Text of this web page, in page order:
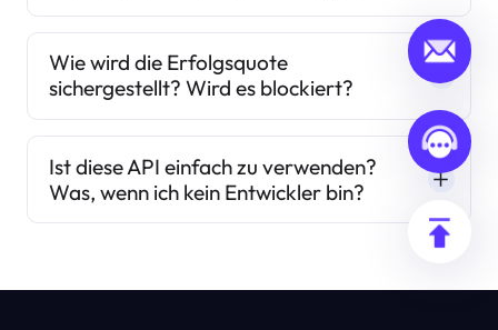
Wie wird die Erfolgsquote
sichergestellt? Wird es blockiert?
Ist diese API einfach zu verwenden?
Was, wenn ich kein Entwickler bin?